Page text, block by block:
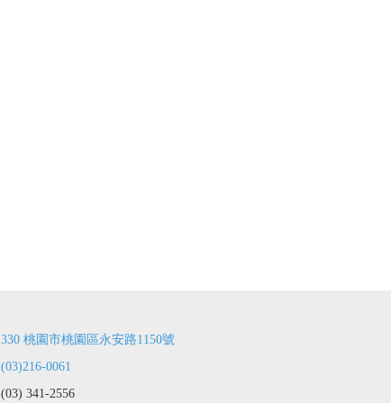
330 桃園市桃園區永安路1150號
(03)216-0061
(03) 341-2556